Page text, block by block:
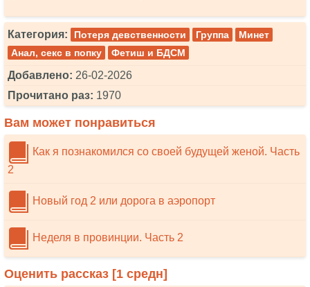
Категория: Потеря девственности Группа
Минет
Анал, секс в попку
Фетиш и БДСМ
Добавлено: 26-02-2026
Прочитано раз: 1970
Вам может понравиться
Как я познакомился со своей будущей женой. Часть
2
Новый год 2 или дорога в аэропорт
Неделя в провинции. Часть 2
Оценить рассказ [1 средн]